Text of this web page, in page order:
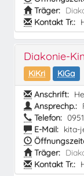
Träger:
Kontakt Tr.:
Diakonie-
KiKri
KiGa
Anschrift:
Ansprechp.:
Telefon:
E-Mail: kita-
Träger:
Kontakt Tr.: